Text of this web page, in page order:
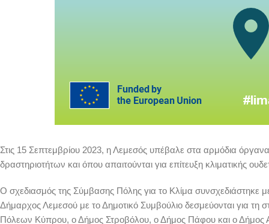
Στις 15 Σεπτεμβρίου 2023, η Λεμεσός υπέβαλε στα αρμόδια
δραστηριοτήτων και όπου απαιτούνται για επίτευξη κλιματικής
Ο σχεδιασμός της Σύμβασης Πόλης για το Κλίμα
Δήμαρχος Λεμεσού με το Δημοτικό Συμβούλιο δεσμεύονται για τη
Πόλεων Κύπρου, ο Δήμος Στροβόλου, ο Δήμος Πάφου και ο Δήμος